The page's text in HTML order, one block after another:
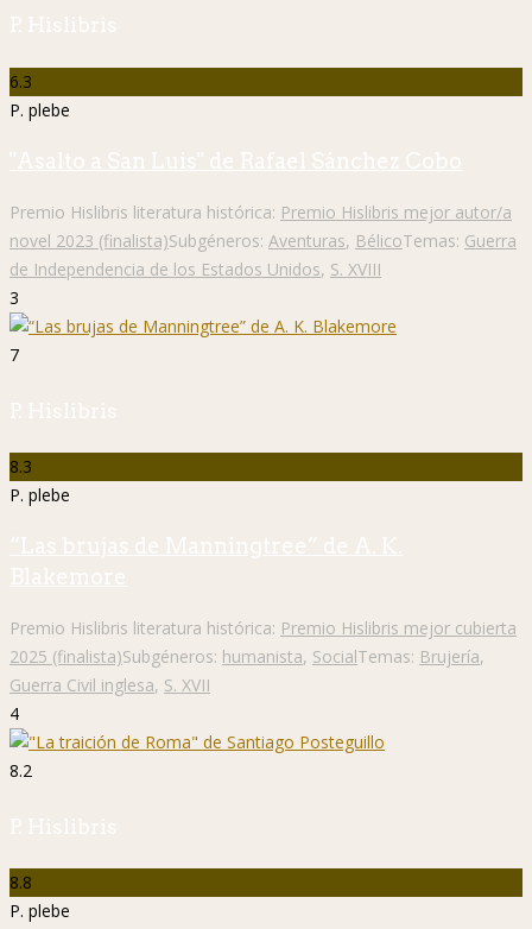
P. Hislibris
6.3
P. plebe
"Asalto a San Luis" de Rafael Sánchez Cobo
Premio Hislibris literatura histórica: Premio Hislibris mejor autor/a
novel 2023 (finalista)Subgéneros: Aventuras, BélicoTemas: Guerra
de Independencia de los Estados Unidos, S. XVIII
3
7
P. Hislibris
8.3
P. plebe
“Las brujas de Manningtree” de A. K.
Blakemore
Premio Hislibris literatura histórica: Premio Hislibris mejor cubierta
2025 (finalista)Subgéneros: humanista, SocialTemas: Brujería,
Guerra Civil inglesa, S. XVII
4
8.2
P. Hislibris
8.8
P. plebe